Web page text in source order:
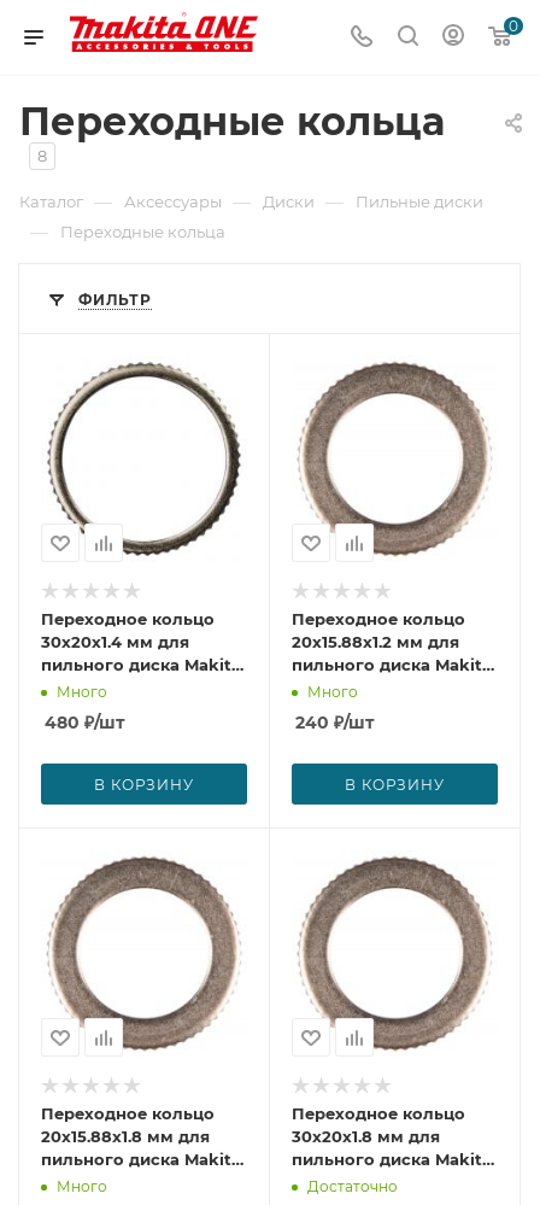
0
Переходные кольца
8
Каталог — Аксессуары — Диски — Пильные диски
— Переходные кольца
ФИЛЬТР
Переходное кольцо
30x20x1.4 мм для
пильного диска Makita
B-21032
Много
480 ₽/шт
В КОРЗИНУ
Переходное кольцо
20x15.88x1.2 мм для
пильного диска Makita
B-20987
Много
240 ₽/шт
В КОРЗИНУ
Переходное кольцо
20x15.88x1.8 мм для
пильного диска Makita
B-20993
Много
Переходное кольцо
30x20x1.8 мм для
пильного диска Makita
B-21048
Достаточно